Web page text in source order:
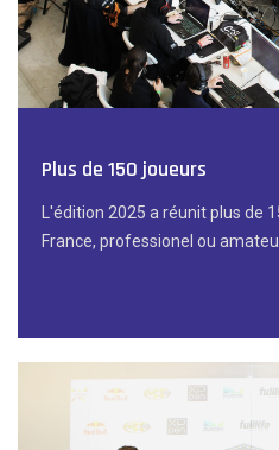
Plus de 150 joueurs
L'édition 2025 a réunit plus de
France, professionel ou